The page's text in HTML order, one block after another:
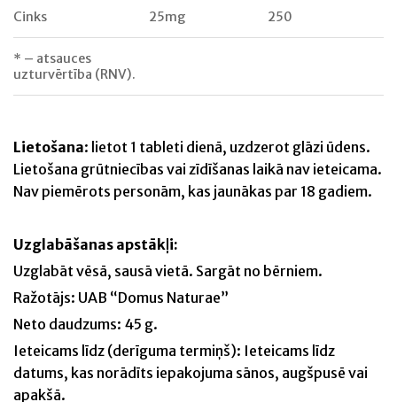
Cinks 25mg 250
* – atsauces
uzturvērtība (RNV).
Lietošana: lietot 1 tableti dienā, uzdzerot glāzi ūdens.
Lietošana grūtniecības vai zīdīšanas laikā nav ieteicama.
Nav piemērots personām, kas jaunākas par 18 gadiem.
Uzglabāšanas apstākļi:
Uzglabāt vēsā, sausā vietā. Sargāt no bērniem.
Ražotājs: UAB “Domus Naturae”
Neto daudzums: 45 g.
Ieteicams līdz (derīguma termiņš): Ieteicams līdz
datums, kas norādīts iepakojuma sānos, augšpusē vai
apakšā.